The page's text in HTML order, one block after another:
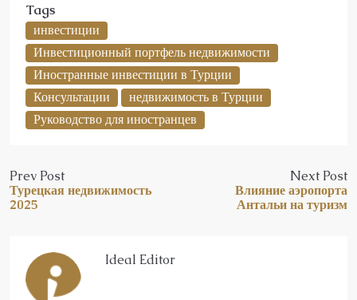
Tags
инвестиции
Инвестиционный портфель недвижимости
Иностранные инвестиции в Турции
Консультации
недвижимость в Турции
Руководство для иностранцев
Prev Post
Турецкая недвижимость
2025
Next Post
Влияние аэропорта
Антальи на туризм
Ideal Editor